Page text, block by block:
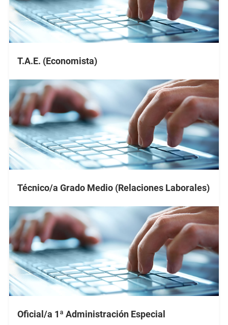
T.A.E. (Economista)
Técnico/a Grado Medio (Relaciones Laborales)
Oficial/a 1ª Administración Especial